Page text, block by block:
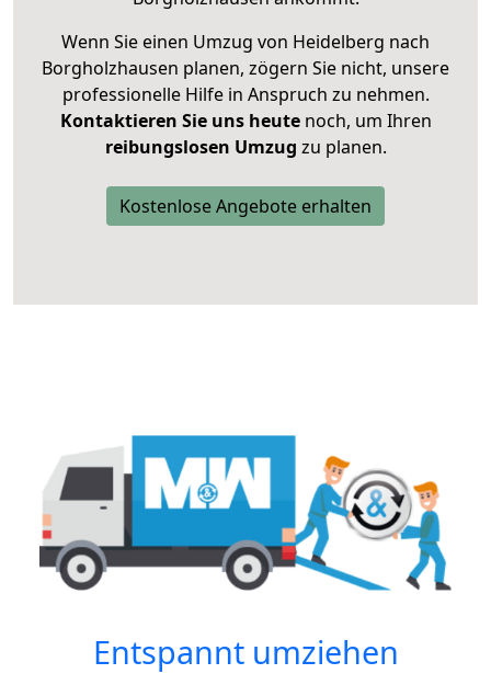
Wenn Sie einen Umzug von Heidelberg nach
Borgholzhausen planen, zögern Sie nicht, unsere
professionelle Hilfe in Anspruch zu nehmen.
Kontaktieren Sie uns heutenoch, um Ihren
reibungslosen Umzug zu planen.
Kostenlose Angebote erhalten
Entspannt umziehen